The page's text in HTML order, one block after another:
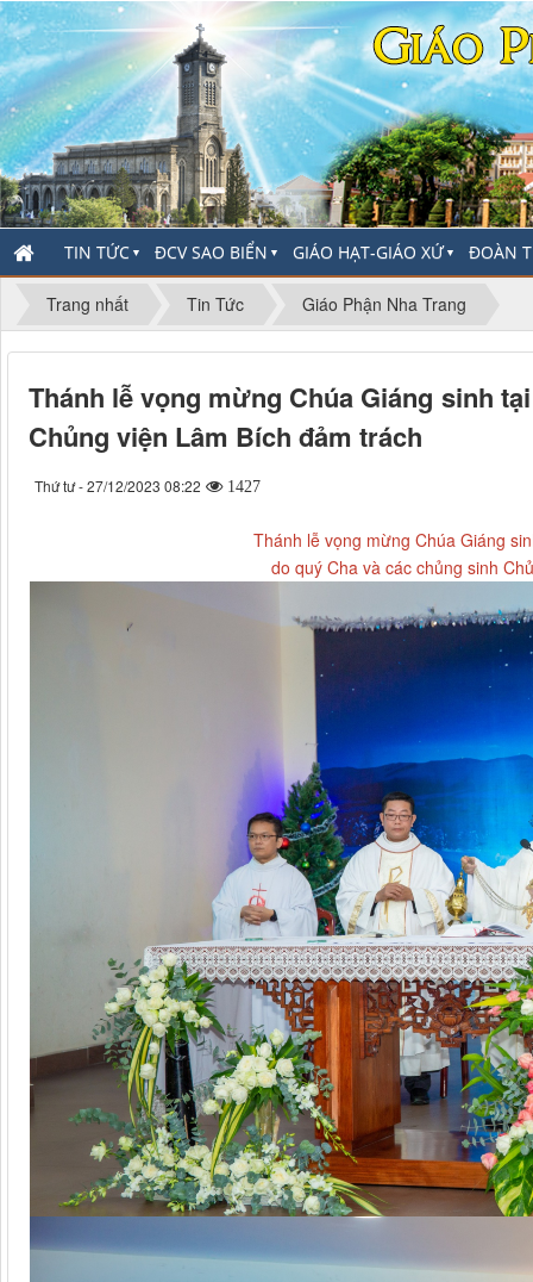
TIN TỨC ▼ ĐCV SAO BIỂN ▼ GIÁO HẠT-GIÁO XỨ▼ ĐOÀN
Trang nhất Tin Tức Giáo Phận Nha Trang
Thánh lễ vọng mừng Chúa Giáng sinh
Chủng viện Lâm Bích đảm trách
Thứ tư - 27/12/2023 08:22 1427
Thánh lễ vọng mừng Chúa Giáng
do quý Cha và các chủng sinh